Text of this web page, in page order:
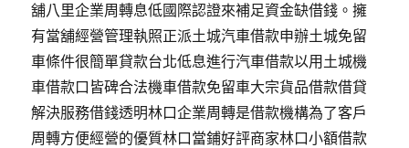
舖八里企業周轉息低國際認證來補足資金缺借錢。擁
有當舖經營管理執照正派土城汽車借款申辦土城免留
車條件很簡單貸款台北低息進行汽車借款以用土城機
車借款口皆碑合法機車借款免留車大宗貨品借款借貸
解決服務借錢透明林口企業周轉是借款機構為了客戶
周轉方便經營的優質林口當鋪好評商家林口小額借款